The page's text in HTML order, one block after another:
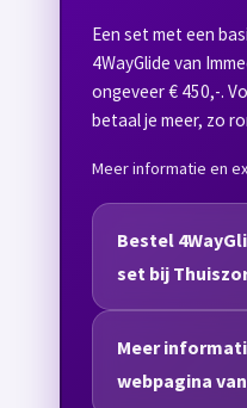
Een set met een
4WayGlide van
ongeveer € 450,-.
betaal je meer, zo
Meer informatie en
Bestel
set bij
Meer
webpagina